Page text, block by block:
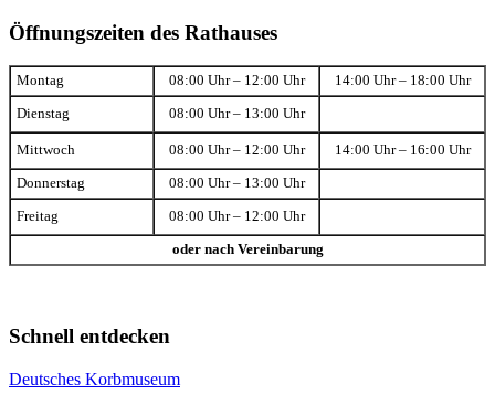
Öffnungszeiten des Rathauses
Montag 08:00 Uhr – 12:00 Uhr 14:00 Uhr – 18:00 Uhr
Dienstag 08:00 Uhr – 13:00 Uhr
Mittwoch 08:00 Uhr – 12:00 Uhr 14:00 Uhr – 16:00 Uhr
Donnerstag 08:00 Uhr – 13:00 Uhr
Freitag 08:00 Uhr – 12:00 Uhr
oder nach Vereinbarung
Schnell entdecken
Deutsches Korbmuseum